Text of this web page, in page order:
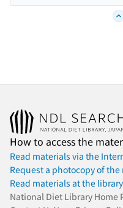
How to access the
Read materials via the
Request a photocopy of
Read materials at the library
National Diet Library Home